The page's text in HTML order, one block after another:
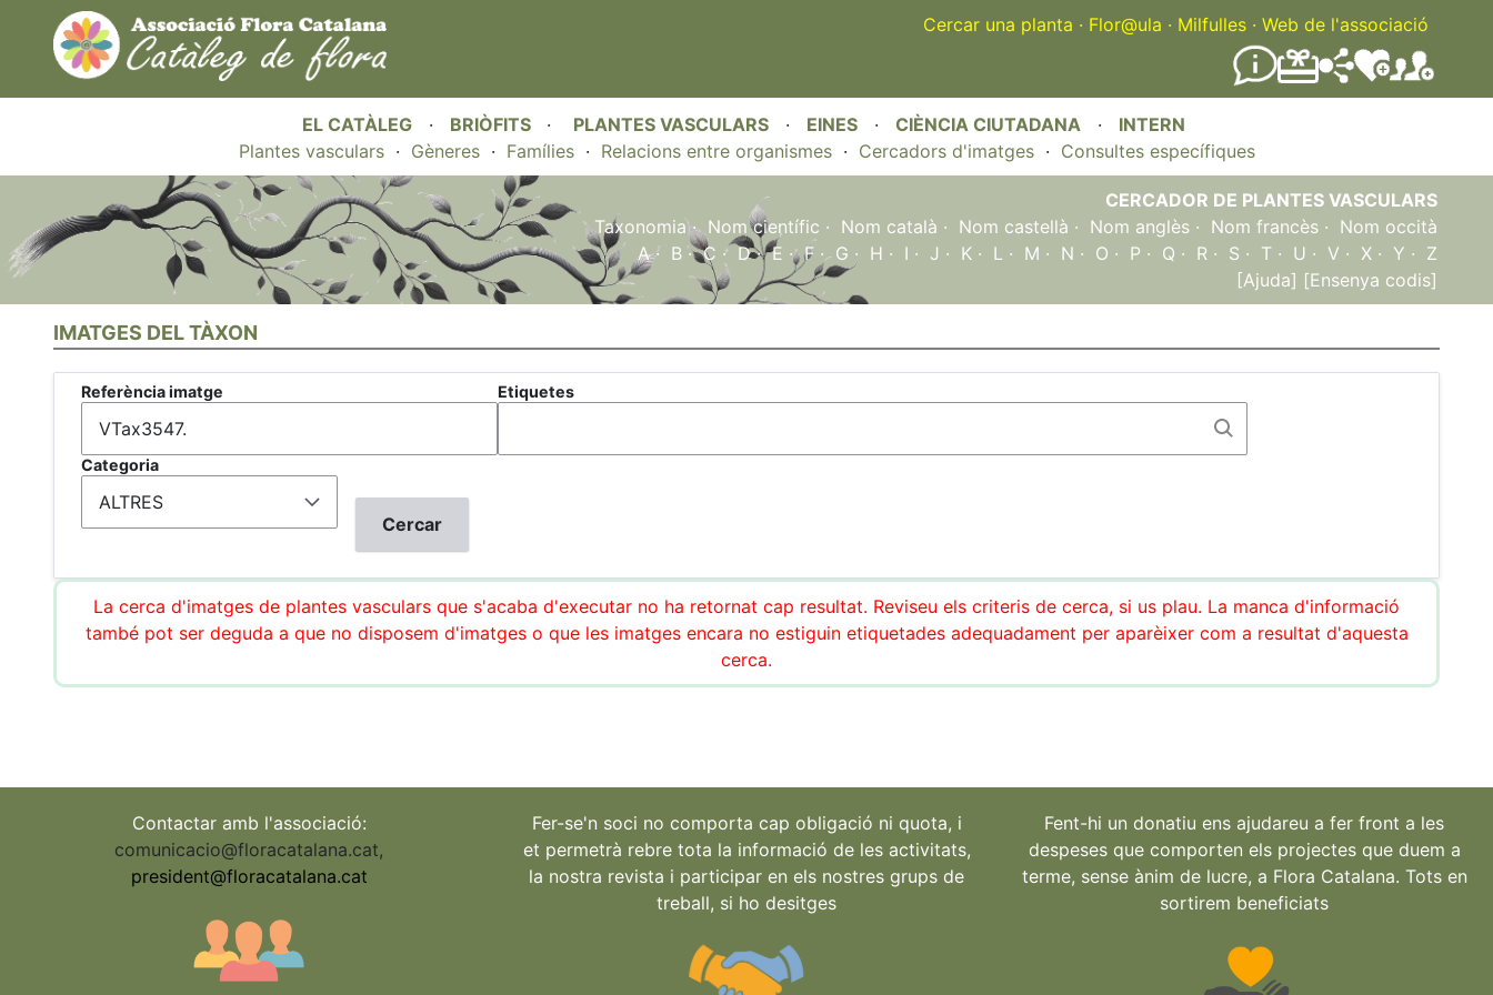
Cercar una planta · Flor@ula · Milfulles · Web de l'associació
EL CATÀLEG · BRIÒFITS · PLANTES VASCULARS · EINES · CIÈNCIA CIUTADANA · INTERN
Plantes vasculars· Gèneres· Famílies· Relacions entre organismes· Cercadors d'imatges· Consultes específiques
CERCADOR DE PLANTES VASCULARS
Taxonomia· Nom científic · Nom català · Nom castellà · Nom anglès · Nom francès · Nom occità
A· B ·C ·D·E · F · G · H · I · J · K · L · M · N · O · P · Q · R · S · T · U · V · X · Y · Z
[Ajuda] [Ensenya codis]
IMATGES DEL TÀXON
Referència imatge Etiquetes
Categoria
La cerca d'imatges de plantes vasculars que s'acaba d'executar no ha retornat cap resultat. Reviseu els criteris de cerca, si us plau. La manca d'informació
també pot ser deguda a que no disposem d'imatges o que les imatges encara no estiguin etiquetades adequadament per aparèixer com a resultat d'aquesta
cerca.
Contactar amb l'associació:
comunicacio@floracatalana.cat,
president@floracatalana.cat
Fer-se'n soci no comporta cap obligació ni quota, i
et permetrà rebre tota la informació de les activitats,
la nostra revista i participar en els nostres grups de
treball, si ho desitges
Fent-hi un donatiu ens ajudareu a fer front a les
despeses que comporten els projectes que duem a
terme, sense ànim de lucre, a Flora Catalana. Tots en
sortirem beneficiats